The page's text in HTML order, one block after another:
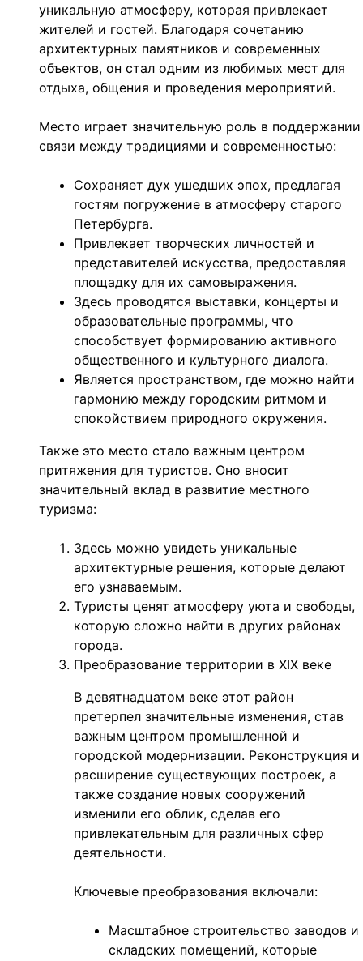
уникальную атмосферу, которая привлекает
жителей и гостей. Благодаря сочетанию
архитектурных памятников и современных
объектов, он стал одним из любимых мест для
отдыха, общения и проведения мероприятий.
Место играет значительную роль в поддержании
связи между традициями и современностью:
Сохраняет дух ушедших эпох, предлагая
гостям погружение в атмосферу старого
Петербурга.
Привлекает творческих личностей и
представителей искусства, предоставляя
площадку для их самовыражения.
Здесь проводятся выставки, концерты и
образовательные программы, что
способствует формированию активного
общественного и культурного диалога.
Является пространством, где можно найти
гармонию между городским ритмом и
спокойствием природного окружения.
Также это место стало важным центром
притяжения для туристов. Оно вносит
значительный вклад в развитие местного
туризма:
Здесь можно увидеть уникальные
архитектурные решения, которые делают
его узнаваемым.
Туристы ценят атмосферу уюта и свободы,
которую сложно найти в других районах
города.
Преобразование территории в XIX веке
В девятнадцатом веке этот район
претерпел значительные изменения, став
важным центром промышленной и
городской модернизации. Реконструкция и
расширение существующих построек, а
также создание новых сооружений
изменили его облик, сделав его
привлекательным для различных сфер
деятельности.
Ключевые преобразования включали:
Масштабное строительство заводов и
складских помещений, которые